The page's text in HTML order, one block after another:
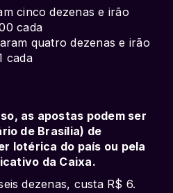
cinco dezenas e irão
cada
quatro dezenas e irão
cada
as apostas podem ser
de Brasília) de
lotérica do país ou pela
da Caixa.
dezenas, custa R$ 6.